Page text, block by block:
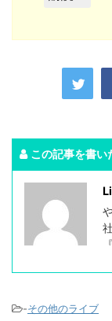
この記事を書い
-その他のライブ